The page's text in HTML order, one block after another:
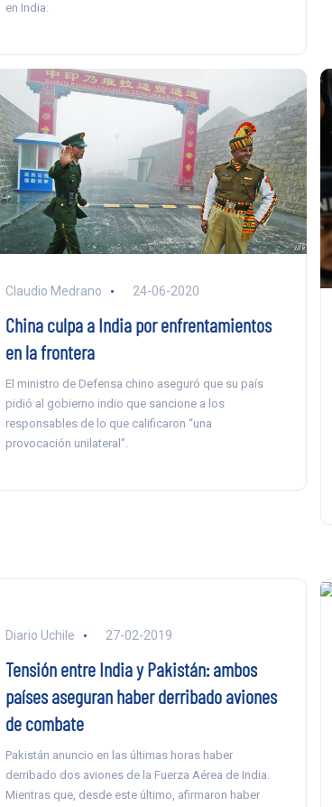
en India.
Claudio Medrano 24-06-2020
China culpa a India por enfrentamientos
en la frontera
El ministro de Defensa chino aseguró que su país
pidió al gobierno indio que sancione a los
responsables de lo que calificaron “una
provocación unilateral”.
Diario Uchile 27-02-2019
Tensión entre India y Pakistán: ambos
países aseguran haber derribado aviones
de combate
Pakistán anuncio en las últimas horas haber
derribado dos aviones de la Fuerza Aérea de India.
Mientras que, desde este último, afirmaron haber